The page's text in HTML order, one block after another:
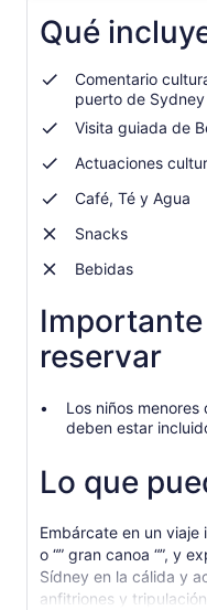
por
Qué
Comentario
puerto de Sydney
Visita guiada de
Actuaciones
Café, Té y Agua
Snacks
Bebidas
reservar
Los niños
deben estar
Lo que
Embárcate en un
o “” gran canoa “”, y
Sídney en la cálida y
anfitriones y